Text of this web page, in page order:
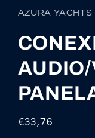
1
en
ventana
modal
AZURA YACHTS
Precio
€33,76